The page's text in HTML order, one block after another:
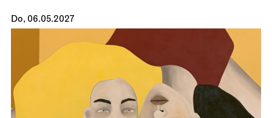
Do, 06.05.2027